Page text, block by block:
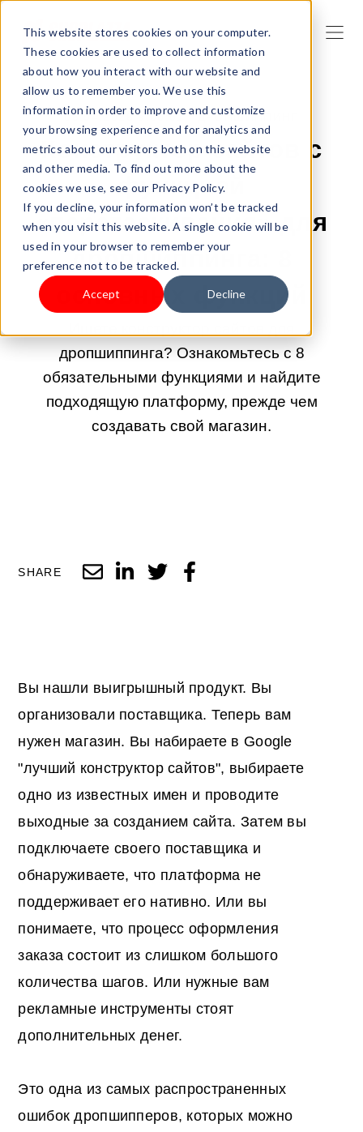
This website stores cookies on your computer.
These cookies are used to collect information
about how you interact with our website and
allow us to remember you. We use this
information in order to improve and customize
your browsing experience and for analytics and
metrics about our visitors both on this website
and other media. To find out more about the
cookies we use, see our Privacy Policy.
If you decline, your information won’t be tracked
when you visit this website. A single cookie will be
used in your browser to remember your
preference not to be tracked.
Accept Decline
06.04.2026 9:00:01 | ДРОПШИППИНГ
Конструктор сайтов с
функцией
«перетаскивания» для
дропшиппинга: 8
основных функций
дропшиппинга? Ознакомьтесь с 8
обязательными функциями и найдите
подходящую платформу, прежде чем
создавать свой магазин.
SHARE
Вы нашли выигрышный продукт. Вы
организовали поставщика. Теперь вам
нужен магазин. Вы набираете в Google
"лучший конструктор сайтов", выбираете
одно из известных имен и проводите
выходные за созданием сайта. Затем вы
подключаете своего поставщика и
обнаруживаете, что платформа не
поддерживает его нативно. Или вы
понимаете, что процесс оформления
заказа состоит из слишком большого
количества шагов. Или нужные вам
рекламные инструменты стоят
дополнительных денег.
Это одна из самых распространенных
ошибок дропшипперов, которых можно